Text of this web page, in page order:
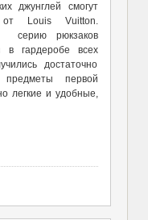
джунглей смогут
от Louis Vuitton.
серию рюкзаков
в гардеробе всех
достаточно
первой
легкие и удобные,